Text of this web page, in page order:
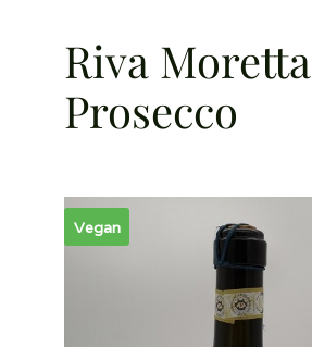
Riva Moretta
Prosecco
Vegan